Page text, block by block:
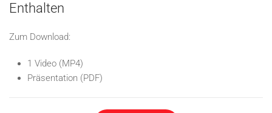
Enthalten
Zum Download:
1 Video (MP4)
Präsentation (PDF)